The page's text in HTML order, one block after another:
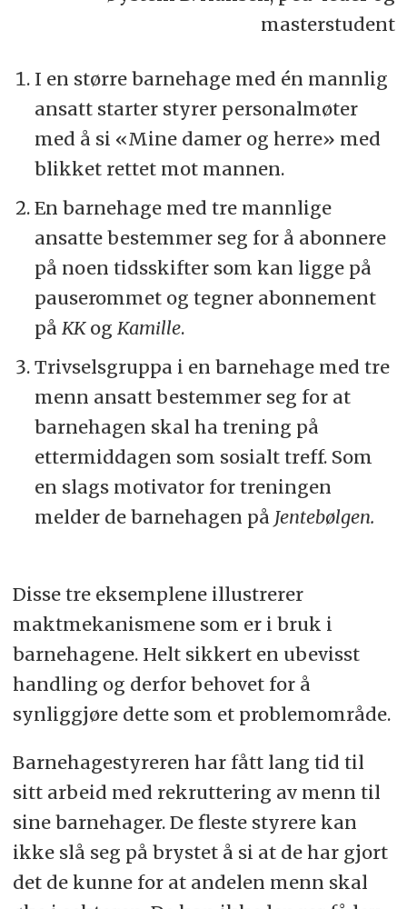
masterstudent
I en større barnehage med én mannlig
ansatt starter styrer personalmøter
med å si «Mine damer og herre» med
blikket rettet mot mannen.
En barnehage med tre mannlige
ansatte bestemmer seg for å abonnere
på noen tidsskifter som kan ligge på
pauserommet og tegner abonnement
på KKog Kamille.
Trivselsgruppa i en barnehage med tre
menn ansatt bestemmer seg for at
barnehagen skal ha trening på
ettermiddagen som sosialt treff. Som
en slags motivator for treningen
melder de barnehagen på Jentebølgen.
Disse tre eksemplene illustrerer
maktmekanismene som er i bruk i
barnehagene. Helt sikkert en ubevisst
handling og derfor behovet for å
synliggjøre dette som et problemområde.
Barnehagestyreren har fått lang tid til
sitt arbeid med rekruttering av menn til
sine barnehager. De fleste styrere kan
ikke slå seg på brystet å si at de har gjort
det de kunne for at andelen menn skal